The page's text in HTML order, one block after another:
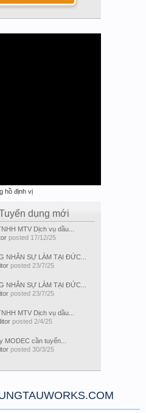
hồ định vị
dụng mới
MTV Dịch vụ dầu...
posted 17/12/25
NHÂN SỰ LÀM TẠI ĐỨC...
posted 23/7/25
NHÂN SỰ LÀM TẠI ĐỨC...
posted 23/7/25
MTV Dịch vụ dầu...
posted 2/4/25
MODEC cần tuyển...
posted 30/3/25